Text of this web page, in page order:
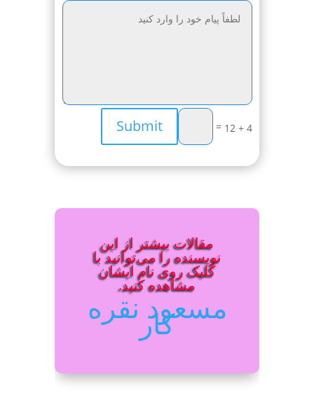
4 + 12
=
Submit
مقالات بیشتر از این
نویسنده را می‌توانید با
کلیک روی نام ایشان
مشاهده کنید.
مسعود نقره
کار